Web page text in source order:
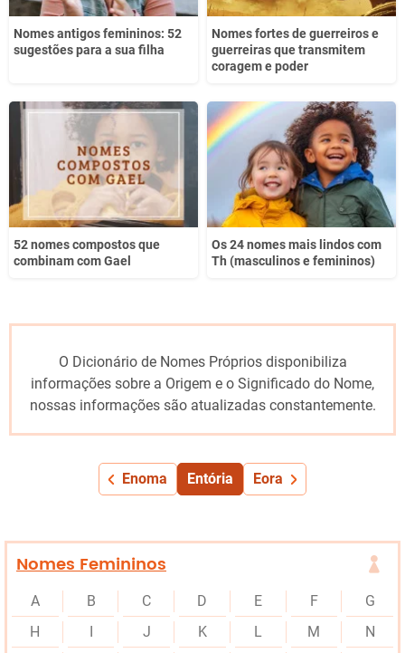
Nomes antigos femininos: 52
sugestões para a sua filha
Nomes fortes de guerreiros e
guerreiras que transmitem
coragem e poder
52 nomes compostos que
combinam com Gael
Os 24 nomes mais lindos com
Th (masculinos e femininos)
O Dicionário de Nomes Próprios disponibiliza
informações sobre a Origem e o Significado do Nome,
nossas informações são atualizadas constantemente.
Enoma Entória Eora
Nomes Femininos
A B C D E F
G
H
J K L M
N